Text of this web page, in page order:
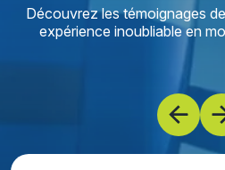
Découvrez les témoignages
expérience inoubliable en